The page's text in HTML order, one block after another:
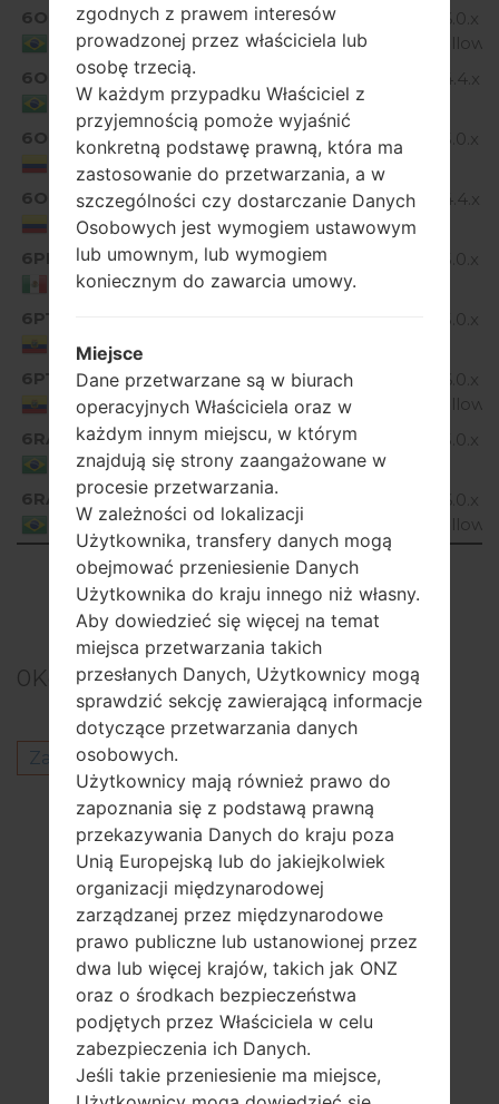
6OI
Brazil
D855P30a_00_1027.kdz
Android 6.0.x
Marshmallow
6OI
Brazil
D855P10a_04.kdz
Android 4.4.x
6OL
Colombia
D855P20A_00.kdz
Android 5.0.x
6OL
Colombia
D855P10C_00.kdz
Android 4.4.x
KitKat
6PM
Mexico
D855P20A_01.kdz
Android 5.0.x
6PT
Ecuador
Android 5.0.x
6PT
Ecuador
D855P30a_00_0118.kdz
Android 6.0.x
Marshmallow
6RA
Brazil
D855P20C_00.kdz
Android 5.0.x
Lollipop
6RA
Brazil
D855P30a_00_0914.kdz
Android 6.0.x
Marshmallow
Showing 1 to 50 of 61 entries
Previous 1 2 Next
0Komentarze
Zaloguj sięaby opublikować komentarz.
Inni modele z tej serii
LG G3AS985
LG G3D850P
LG G3D850PR
LG G3D850TR
LG G3D851TN
LG G3D851WH
LG G3D852
LG G3D852G
LG G3D855
LG G3D855AR
zgodnych z prawem interesów
prowadzonej przez właściciela lub
osobę trzecią.
W każdym przypadku Właściciel z
przyjemnością pomoże wyjaśnić
konkretną podstawę prawną, która ma
zastosowanie do przetwarzania, a w
szczególności czy dostarczanie Danych
Osobowych jest wymogiem ustawowym
lub umownym, lub wymogiem
koniecznym do zawarcia umowy.
Miejsce
Dane przetwarzane są w biurach
operacyjnych Właściciela oraz w
każdym innym miejscu, w którym
znajdują się strony zaangażowane w
procesie przetwarzania.
W zależności od lokalizacji
Użytkownika, transfery danych mogą
obejmować przeniesienie Danych
Użytkownika do kraju innego niż własny.
Aby dowiedzieć się więcej na temat
miejsca przetwarzania takich
przesłanych Danych, Użytkownicy mogą
sprawdzić sekcję zawierającą informacje
dotyczące przetwarzania danych
osobowych.
Użytkownicy mają również prawo do
zapoznania się z podstawą prawną
przekazywania Danych do kraju poza
Unią Europejską lub do jakiejkolwiek
organizacji międzynarodowej
zarządzanej przez międzynarodowe
prawo publiczne lub ustanowionej przez
dwa lub więcej krajów, takich jak ONZ
oraz o środkach bezpieczeństwa
podjętych przez Właściciela w celu
zabezpieczenia ich Danych.
Jeśli takie przeniesienie ma miejsce,